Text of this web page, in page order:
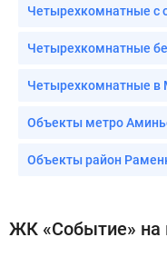
Четырехкомнатные с
Четырехкомнатные
Четырехкомнатные в
Объекты метро
Объекты район
ЖК «Событие» на